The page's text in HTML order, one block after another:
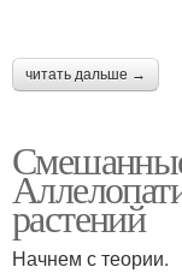
читать дальше →
растений
Начнем с теории.